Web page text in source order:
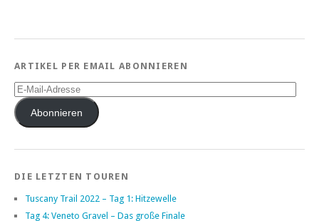
ARTIKEL PER EMAIL ABONNIEREN
E-
Mail-
AdresseAbonnieren
DIE LETZTEN TOUREN
Tuscany Trail 2022 – Tag 1: Hitzewelle
Tag 4: Veneto Gravel – Das große Finale